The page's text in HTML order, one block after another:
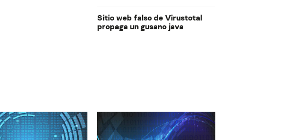
Sitio web falso de Virustotal
propaga un gusano java